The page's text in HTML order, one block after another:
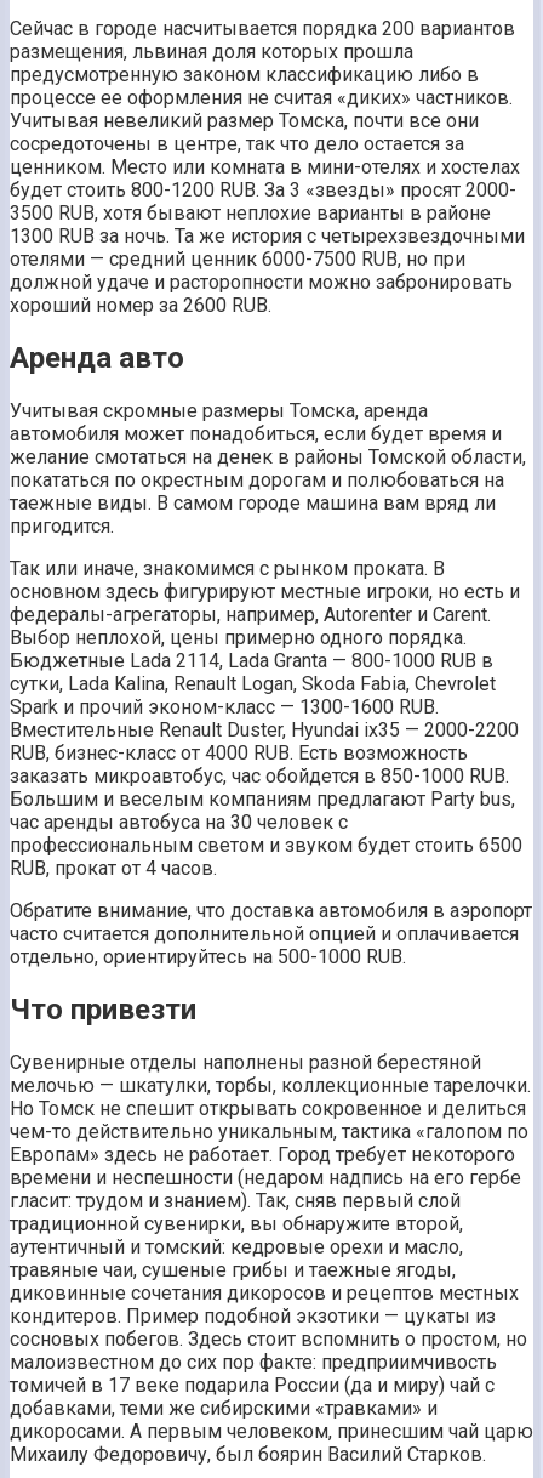
Сейчас в городе насчитывается порядка 200 вариантов
размещения, львиная доля которых прошла
предусмотренную законом классификацию либо в
процессе ее оформления не считая «диких» частников.
Учитывая невеликий размер Томска, почти все они
сосредоточены в центре, так что дело остается за
ценником. Место или комната в мини-отелях и хостелах
будет стоить 800-1200 RUB. За 3 «звезды» просят 2000-
3500 RUB, хотя бывают неплохие варианты в районе
1300 RUB за ночь. Та же история с четырехзвездочными
отелями — средний ценник 6000-7500 RUB, но при
должной удаче и расторопности можно забронировать
хороший номер за 2600 RUB.
Аренда авто
Учитывая скромные размеры Томска, аренда
автомобиля может понадобиться, если будет время и
желание смотаться на денек в районы Томской области,
покататься по окрестным дорогам и полюбоваться на
таежные виды. В самом городе машина вам вряд ли
пригодится.
Так или иначе, знакомимся с рынком проката. В
основном здесь фигурируют местные игроки, но есть и
федералы-агрегаторы, например, Autorenter и Carent.
Выбор неплохой, цены примерно одного порядка.
Бюджетные Lada 2114, Lada Granta — 800-1000 RUB в
сутки, Lada Kalina, Renault Logan, Skoda Fabia, Chevrolet
Spark и прочий эконом-класс — 1300-1600 RUB.
Вместительные Renault Duster, Hyundai ix35 — 2000-2200
RUB, бизнес-класс от 4000 RUB. Есть возможность
заказать микроавтобус, час обойдется в 850-1000 RUB.
Большим и веселым компаниям предлагают Party bus,
час аренды автобуса на 30 человек с
профессиональным светом и звуком будет стоить 6500
RUB, прокат от 4 часов.
Обратите внимание, что доставка автомобиля в аэропорт
часто считается дополнительной опцией и оплачивается
отдельно, ориентируйтесь на 500-1000 RUB.
Что привезти
Сувенирные отделы наполнены разной берестяной
мелочью — шкатулки, торбы, коллекционные тарелочки.
Но Томск не спешит открывать сокровенное и делиться
чем-то действительно уникальным, тактика «галопом по
Европам» здесь не работает. Город требует некоторого
времени и неспешности (недаром надпись на его гербе
гласит: трудом и знанием). Так, сняв первый слой
традиционной сувенирки, вы обнаружите второй,
аутентичный и томский: кедровые орехи и масло,
травяные чаи, сушеные грибы и таежные ягоды,
диковинные сочетания дикоросов и рецептов местных
кондитеров. Пример подобной экзотики — цукаты из
сосновых побегов. Здесь стоит вспомнить о простом, но
малоизвестном до сих пор факте: предприимчивость
томичей в 17 веке подарила России (да и миру) чай с
добавками, теми же сибирскими «травками» и
дикоросами. А первым человеком, принесшим чай царю
Михаилу Федоровичу, был боярин Василий Старков.